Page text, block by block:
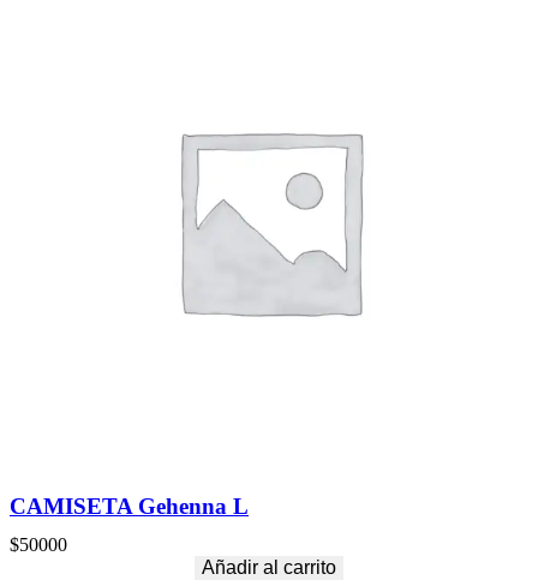
CAMISETA Gehenna L
$50000
Añadir al carrito